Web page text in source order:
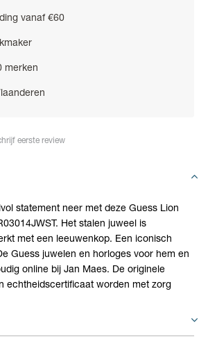
vanaf €60
merken
eerste review
statement neer met deze Guess Lion
Het stalen juweel is
met een leeuwenkop. Een iconisch
Guess juwelen en horloges voor hem en
online bij Jan Maes. De originele
echtheidscertificaat worden met zorg